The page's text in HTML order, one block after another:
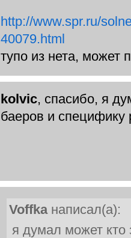
http://www.spr.ru/
40079.html
тупо из нета, может
kolvic, спасибо, я
баеров и
Voffkaнаписал(а):
я думал может кто